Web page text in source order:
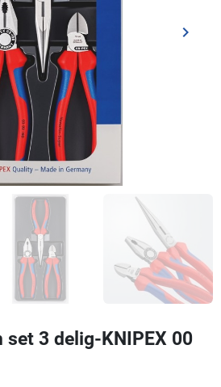
keyboard_arrow_right
set 3 delig-KNIPEX 00